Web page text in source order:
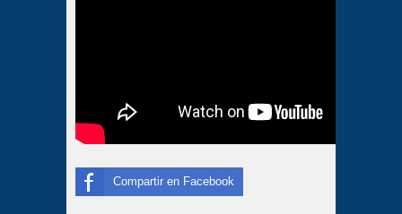
Compartir en Facebook